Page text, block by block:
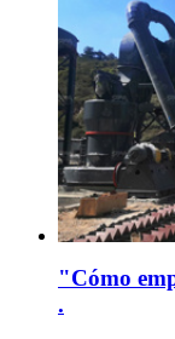
"Cómo
.